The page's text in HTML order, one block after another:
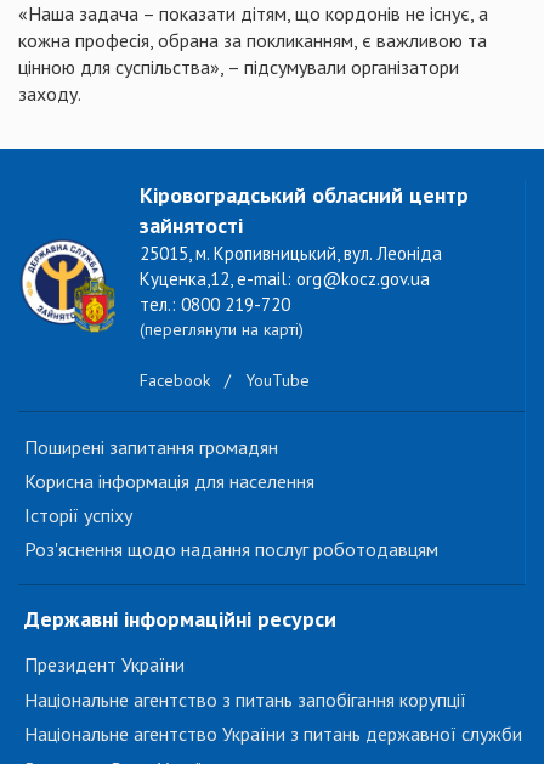
«Наша задача – показати дітям, що кордонів не існує, а
кожна професія, обрана за покликанням, є важливою та
цінною для суспільства», – підсумували організатори
заходу.
Кіровоградський обласний центр
зайнятості
25015, м. Кропивницький, вул. Леоніда
Куценка,12, e-mail: org@kocz.gov.ua
тел.: 0800 219-720
(переглянути на карті)
Facebook / YouTube
Поширені запитання громадян
Корисна інформація для населення
Історії успіху
Роз'яснення щодо надання послуг роботодавцям
Державні інформаційні ресурси
Президент України
Національне агентство з питань запобігання корупції
Національне агентство України з питань державної служби